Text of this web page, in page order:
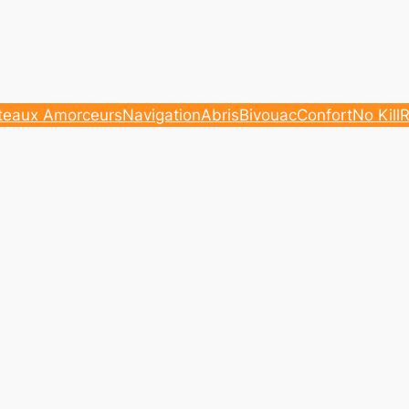
AmorceursNavigationAbrisBivouacConfortNo Kill